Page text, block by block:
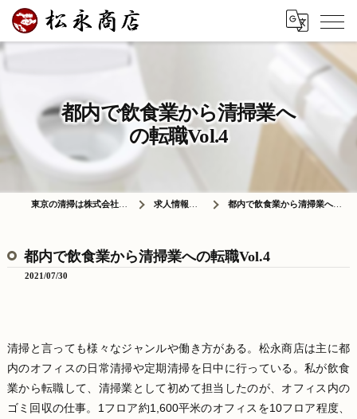
都内で飲食業から清掃業へ
の転職Vol.4
東京の清掃は株式会社松永商店 求人情報ブログ 都内で飲食業から清掃業への転職Vol.4
都内で飲食業から清掃業への転職Vol.4
2021/07/30
清掃と言っても様々なジャンルや働き方がある。松永商店は主に都
内のオフィスの日常清掃や定期清掃を日中に行っている。私が飲食
業から転職して、清掃業として初めて担当したのが、オフィス内の
ゴミ回収の仕事。1フロア約1,600平米のオフィスを10フロア程度、